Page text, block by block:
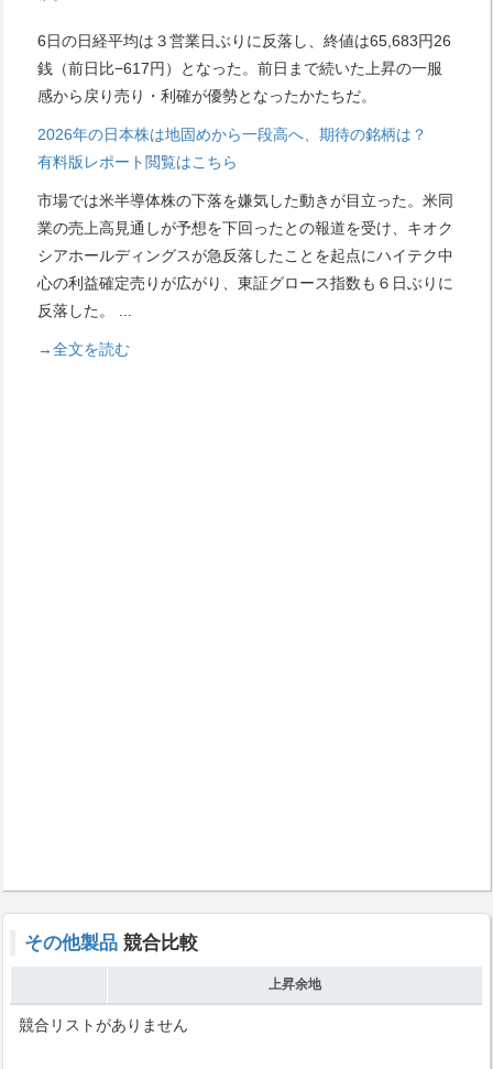
6日の日経平均は３営業日ぶりに反落し、終値は65,683円26
銭（前日比−617円）となった。前日まで続いた上昇の一服
感から戻り売り・利確が優勢となったかたちだ。
2026年の日本株は地固めから一段高へ、期待の銘柄は？
有料版レポート閲覧はこちら
市場では米半導体株の下落を嫌気した動きが目立った。米同
業の売上高見通しが予想を下回ったとの報道を受け、キオク
シアホールディングスが急反落したことを起点にハイテク中
心の利益確定売りが広がり、東証グロース指数も６日ぶりに
反落した。
...
→全文を読む
その他製品 競合比較
上昇余地
競合リストがありません